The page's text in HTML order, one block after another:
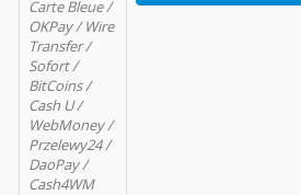
Carte Bleue /
OKPay / Wire
Transfer /
Sofort /
BitCoins /
Cash U /
WebMoney /
Przelewy24 /
DaoPay /
Cash4WM